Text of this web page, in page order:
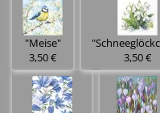
"Meise"
3,50 €
3,50 €